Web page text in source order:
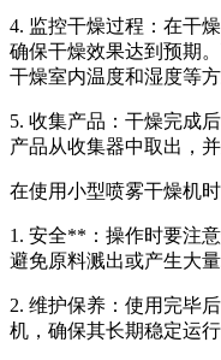
4. 监控干燥过程：在干
确保干燥效果达到预期
干燥室内温度和湿度等方
5. 收集产品：干燥完成
产品从收集器中取出，
在使用小型喷雾干燥机
1. 安全**：操作时要注
避免原料溅出或产生大量
2. 维护保养：使用完毕
机，确保其长期稳定运行